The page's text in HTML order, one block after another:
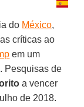
do México,
críticas ao
em um
Pesquisas de
a vencer
de 2018.